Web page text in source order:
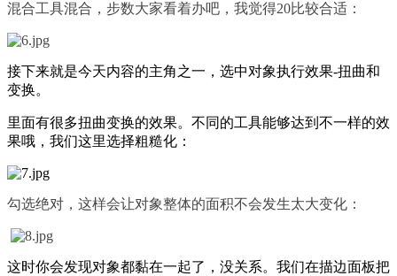
混合工具混合，步数大家看着办吧，我觉得20比较合适：
接下来就是今天内容的主角之一，选中对象执行效果-扭曲和
变换。
里面有很多扭曲变换的效果。不同的工具能够达到不一样的效
果哦，我们这里选择粗糙化：
勾选绝对，这样会让对象整体的面积不会发生太大变化：
这时你会发现对象都黏在一起了，没关系。我们在描边面板把